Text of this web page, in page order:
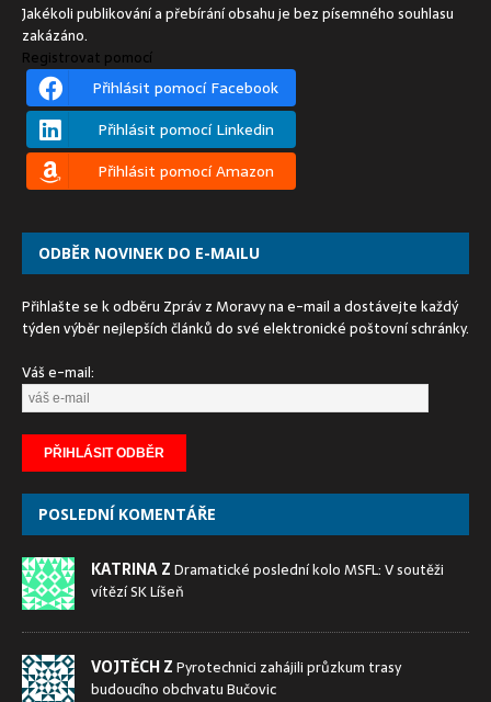
Jakékoli publikování a přebírání obsahu je bez písemného souhlasu
zakázáno.
Registrovat pomocí
Přihlásit pomocí Facebook
Přihlásit pomocí Linkedin
Přihlásit pomocí Amazon
ODBĚR NOVINEK DO E-MAILU
Přihlašte se k odběru Zpráv z Moravy na e-mail a dostávejte každý
týden výběr nejlepších článků do své elektronické poštovní schránky.
Váš e-mail:
POSLEDNÍ KOMENTÁŘE
KATRINA ZDramatické poslední kolo MSFL: V soutěži
vítězí SK Líšeň
VOJTĚCH ZPyrotechnici zahájili průzkum trasy
budoucího obchvatu Bučovic